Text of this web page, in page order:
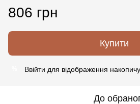
806 грн
Купити
Ввійти для відображення
До